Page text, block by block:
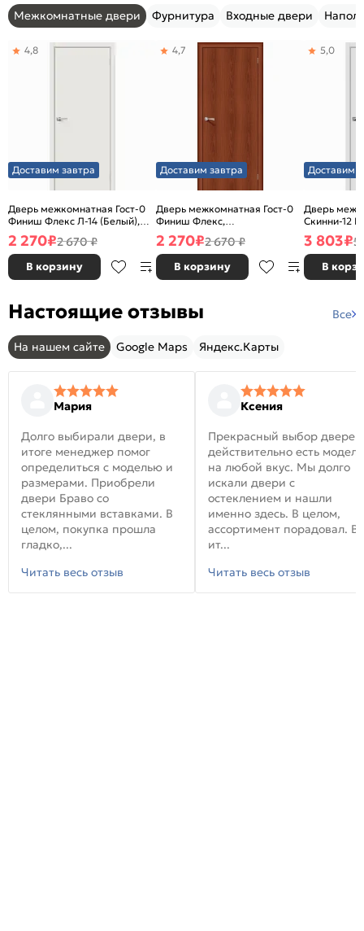
Межкомнатные двери Фурнитура Входные двери
Доставим завтра
Дверь межкомнатная Гост-0
Финиш Флекс Л-14 (Белый),
глухая, каркасно-щитовая
4,8
2 270₽2 670 ₽
В корзину
Доставим завтра
Дверь межкомнатная Гост-0
Финиш Флекс,
Ламинированные Л-11
(ИталОрех), глухая, каркасно-
щитовая
4,7
2 270₽2 670 ₽
В корзину
Доставим
Дверь
Скинни-12
глухая,
5,0
3 803₽5
В
Настоящие отзывы Все
На нашем сайте Google Maps Яндекс.Карты
Мария
Долго выбирали двери, в
итоге менеджер помог
определиться с моделью и
размерами. Приобрели
двери Браво со
стеклянными вставками. В
целом, покупка прошла
гладко,...
Читать весь отзыв
Ксения
Прекрасный выбор
действительно есть модели
на любой вкус. Мы долго
искали двери с
остеклением и нашли
именно здесь. В целом,
ассортимент порадовал. В
ит...
Читать весь отзыв